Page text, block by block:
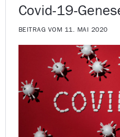
Covid-19-
BEITRAG VOM 11. MAI 2020